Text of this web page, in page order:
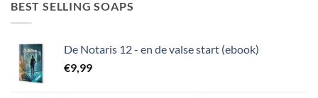
BEST SELLING SOAPS
De Notaris 12 - en de valse start (ebook)
€9,99